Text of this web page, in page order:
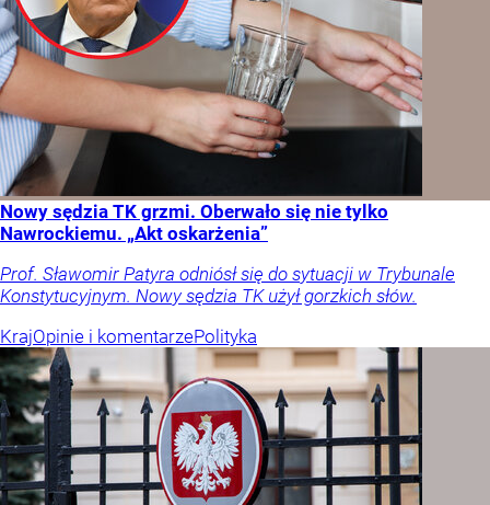
Nowy sędzia TK grzmi. Oberwało się nie tylko
Nawrockiemu. „Akt oskarżenia”
Prof. Sławomir Patyra odniósł się do sytuacji w Trybunale
Konstytucyjnym. Nowy sędzia TK użył gorzkich słów.
KrajOpinie i komentarzePolityka